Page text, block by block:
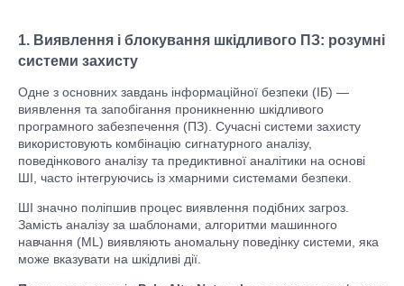
1. Виявлення і блокування шкідливого ПЗ: розумні
системи захисту
Одне з основних завдань інформаційної безпеки (ІБ) —
виявлення та запобігання проникненню шкідливого
програмного забезпечення (ПЗ). Сучасні системи захисту
використовують комбінацію сигнатурного аналізу,
поведінкового аналізу та предиктивної аналітики на основі
ШІ, часто інтегруючись із хмарними системами безпеки.
ШІ значно поліпшив процес виявлення подібних загроз.
Замість аналізу за шаблонами, алгоритми машинного
навчання (ML) виявляють аномальну поведінку системи, яка
може вказувати на шкідливі дії.